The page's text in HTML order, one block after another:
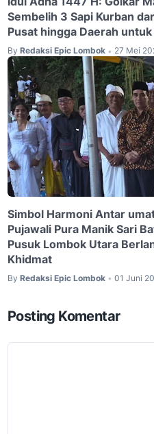
Sembelih 3 Sapi Kurban
Pusat hingga Daerah
By Redaksi Epic Lombok • 27 Mei
Simbol Harmoni Antar
Pujawali Pura Manik Sari
Pusuk Lombok Utara
Khidmat
By Redaksi Epic Lombok • 01 Juni
Posting Komentar